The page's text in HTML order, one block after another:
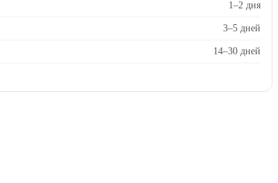
1–2 дня
3–5 дней
14–30 дней